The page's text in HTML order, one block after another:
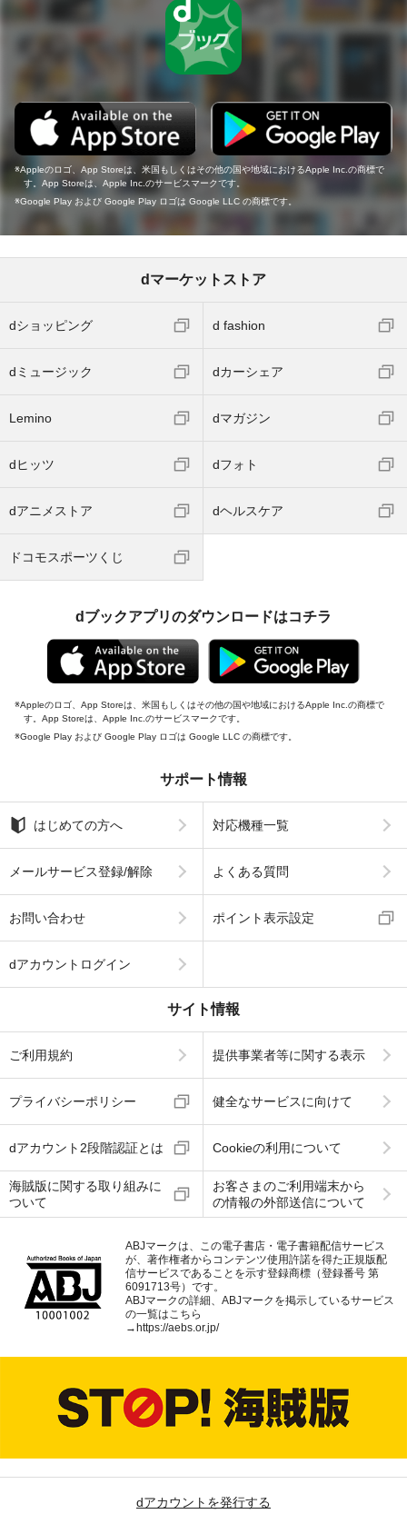
Appleのロゴ、App Storeは、米国もしくはその他の国や地域におけるApple Inc.の商標で
す。App Storeは、Apple Inc.のサービスマークです。
Google Play および Google Play ロゴは Google LLC の商標です。
dマーケットストア
dショッピング d fashion
dミュージック dカーシェア
Lemino dマガジン
dヒッツ dフォト
dアニメストア dヘルスケア
ドコモスポーツくじ
dブックアプリのダウンロードはコチラ
Appleのロゴ、App Storeは、米国もしくはその他の国や地域におけるApple Inc.の商標で
す。App Storeは、Apple Inc.のサービスマークです。
Google Play および Google Play ロゴは Google LLC の商標です。
サポート情報
はじめての方へ 対応機種一覧
メールサービス登録/解除 よくある質問
お問い合わせ ポイント表示設定
dアカウントログイン
サイト情報
ご利用規約 提供事業者等に関する表示
プライバシーポリシー 健全なサービスに向けて
dアカウント2段階認証とは Cookieの利用について
海賊版に関する取り組みに
ついて
お客さまのご利用端末から
の情報の外部送信について
ABJマークは、この電子書店・電子書籍配信サービス
が、著作権者からコンテンツ使用許諾を得た正規版配
信サービスであることを示す登録商標（登録番号 第
6091713号）です。
ABJマークの詳細、ABJマークを掲示しているサービス
の一覧はこちら
→ https://aebs.or.jp/
dアカウントを発行する